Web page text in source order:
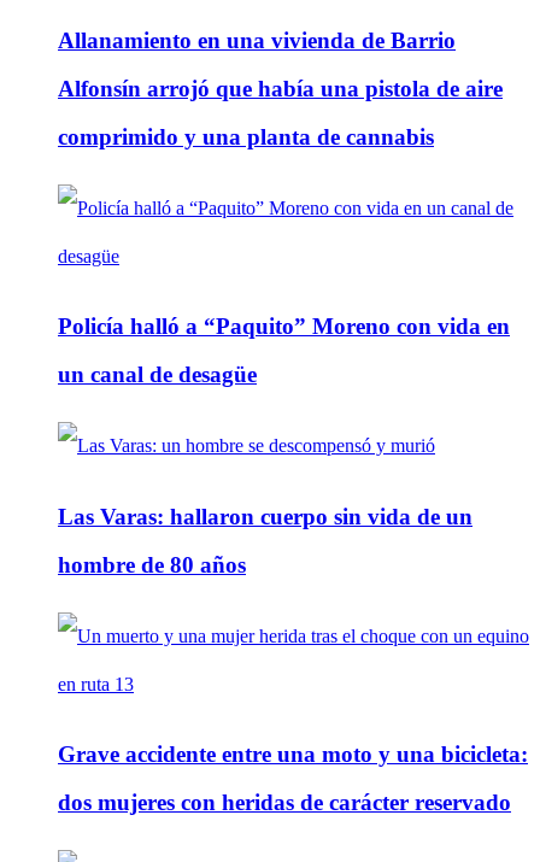
Allanamiento en una vivienda de Barrio
Alfonsín arrojó que había una pistola de aire
comprimido y una planta de cannabis
Policía halló a “Paquito” Moreno con vida en
un canal de desagüe
Las Varas: hallaron cuerpo sin vida de un
hombre de 80 años
Grave accidente entre una moto y una bicicleta:
dos mujeres con heridas de carácter reservado